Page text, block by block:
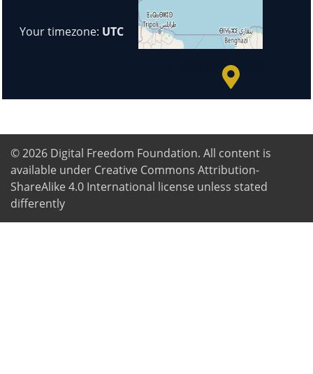
+−
© OpenStreetMap
Your timezone: UTC
© 2026 Digital Freedom Foundation. All content is
available under Creative Commons Attribution-
ShareAlike 4.0 International license unless stated
differently